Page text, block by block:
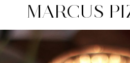
MARCUS